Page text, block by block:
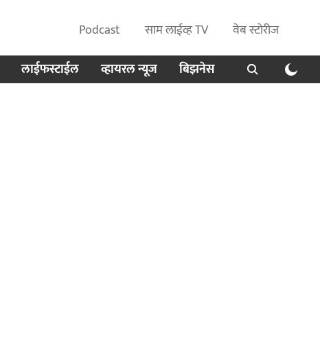
Podcast साम लाईव्ह TV
वेब स्टोरीज
लाईफस्टाईल व्हायरल न्यूज बिझनेस